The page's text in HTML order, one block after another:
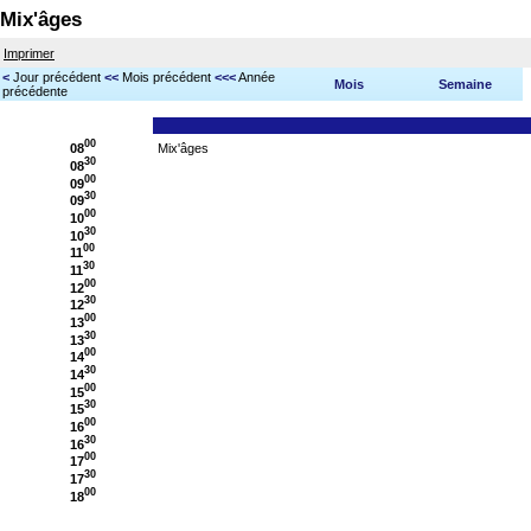
Mix'âges
Imprimer
< Jour précédent << Mois précédent <<<Année
précédente
Mois Semaine
0800
0830
0900
0930
1000
1030
1100
1130
1200
1230
1300
1330
1400
1430
1500
1530
1600
1630
1700
1730
1800
Mix'âges